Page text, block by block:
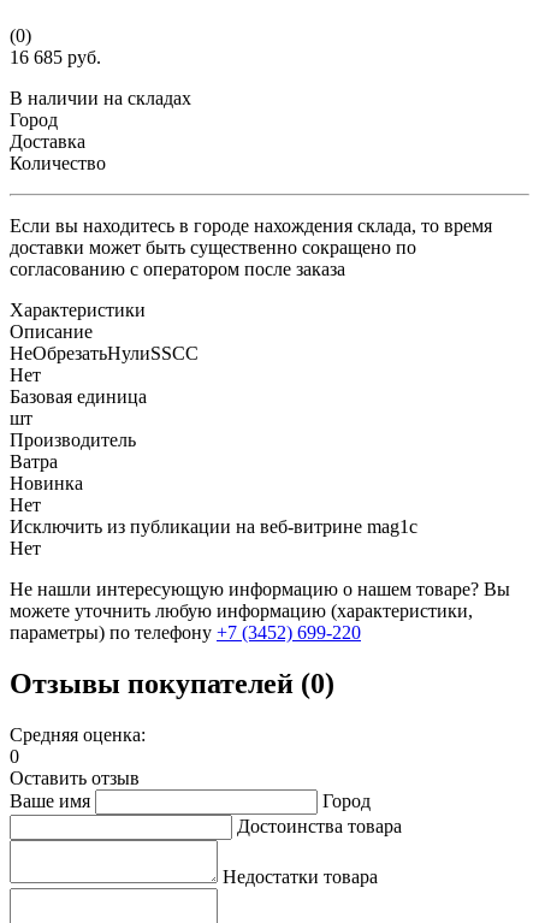
(0)
16 685 руб.
В наличии на складах
Город
Доставка
Количество
Если вы находитесь в городе нахождения склада, то время
доставки может быть существенно сокращено по
согласованию с оператором после заказа
Характеристики
Описание
НеОбрезатьНулиSSCC
Нет
Базовая единица
шт
Производитель
Ватра
Новинка
Нет
Исключить из публикации на веб-витрине mag1c
Нет
Не нашли интересующую информацию о нашем товаре? Вы
можете уточнить любую информацию (характеристики,
параметры) по телефону +7 (3452) 699-220
Отзывы покупателей (0)
Средняя оценка:
0
Оставить отзыв
Ваше имя
Город
Достоинства товара
Недостатки товара